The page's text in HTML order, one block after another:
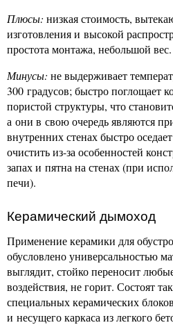
Плюсы: низкая стоимость,
изготовления и высокой
простота монтажа, небольшой вес.
Минусы: не выдерживает
300 градусов; быстро поглощает
пористой структуры, что
а они в свою очередь являются
внутренних стенах быстро
очистить из-за особенностей
запах и пятна на стенах (при
печи).
Керамический дымоход
Применение керамики для
обусловлено универсальностью
выглядит, стойко переносит
воздействия, не горит. Состоят
специальных керамических
и несущего каркаса из легкого